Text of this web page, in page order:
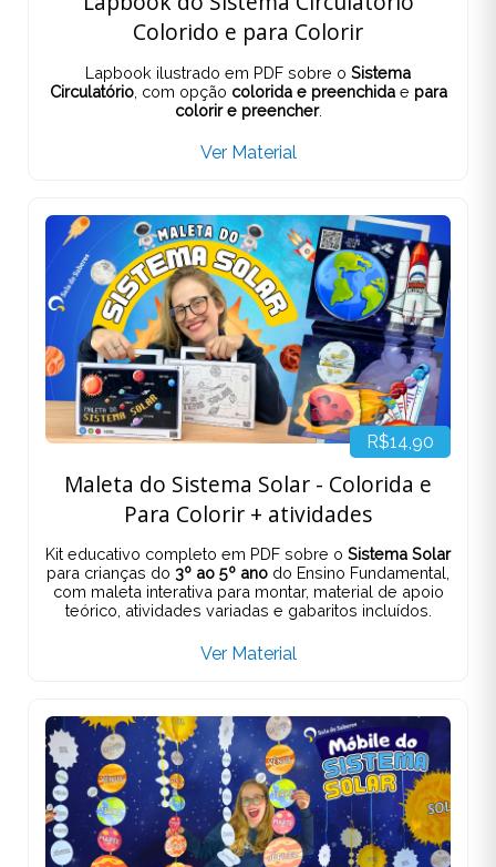
Colorido e para Colorir
Lapbook ilustrado em PDF sobre o Sistema
Circulatório, com opção colorida e preenchidae para
colorir e preencher.
Ver Material
R$14,90
Maleta do Sistema Solar - Colorida e
Para Colorir + atividades
Kit educativo completo em PDF sobre o Sistema Solar
para crianças do 3º ao 5º ano do Ensino Fundamental,
com maleta interativa para montar, material de apoio
teórico, atividades variadas e gabaritos incluídos.
Ver Material